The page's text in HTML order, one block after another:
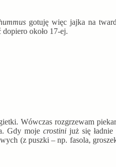
gotuję więc jajka na
około 17-ej.
Wówczas rozgrzewam
Gdy mojecrostini już się
(z puszki – np. fasola,